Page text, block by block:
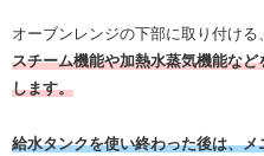
オーブンレンジの下部に取り付ける
スチーム機能や加熱水蒸気機能な
します。
給水タンクを使い終わった後は、